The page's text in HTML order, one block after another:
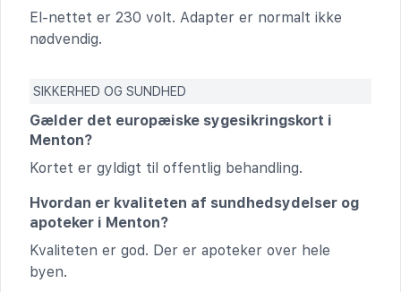
El-nettet er 230 volt. Adapter er normalt ikke
nødvendig.
SIKKERHED OG SUNDHED
Gælder det europæiske sygesikringskort i
Menton?
Kortet er gyldigt til offentlig behandling.
Hvordan er kvaliteten af sundhedsydelser og
apoteker i Menton?
Kvaliteten er god. Der er apoteker over hele
byen.